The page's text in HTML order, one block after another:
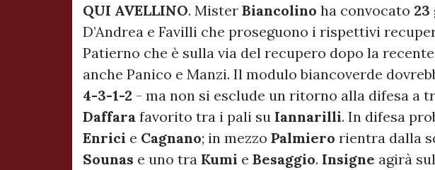
QUI AVELLINO. Mister Biancolino ha convocato 23
D’Andrea e Favilli che proseguono i rispettivi
Patierno che è sulla via del recupero dopo la
anche Panico e Manzi. Il modulo biancoverde
4-3-1-2 - ma non si esclude un ritorno alla difesa a
Daffara favorito tra i pali su Iannarilli. In difesa
Enrici e Cagnano; in mezzo Palmiero rientra dalla
Sounas e uno tra Kumi e Besaggio. Insigne agirà